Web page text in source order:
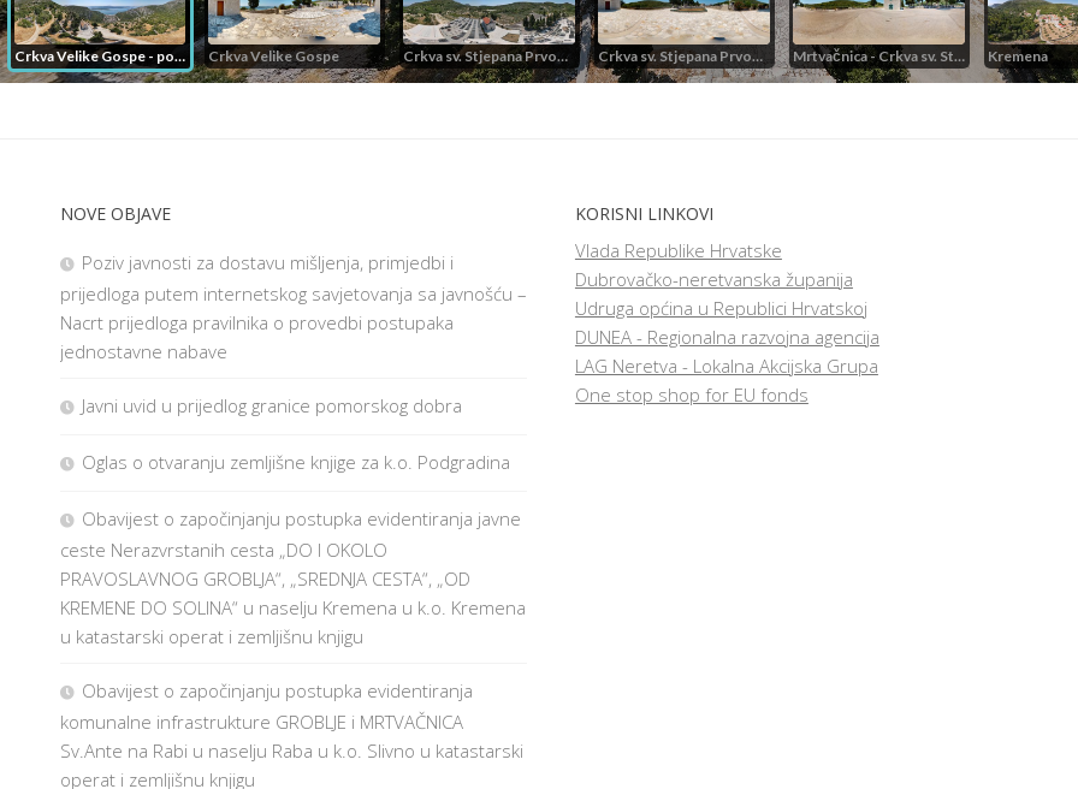
NOVE OBJAVE
Poziv javnosti za dostavu mišljenja, primjedbi i
prijedloga putem internetskog savjetovanja sa javnošću –
Nacrt prijedloga pravilnika o provedbi postupaka
jednostavne nabave
Javni uvid u prijedlog granice pomorskog dobra
Oglas o otvaranju zemljišne knjige za k.o. Podgradina
Obavijest o započinjanju postupka evidentiranja javne
ceste Nerazvrstanih cesta „DO I OKOLO
PRAVOSLAVNOG GROBLJA“, „SREDNJA CESTA“, „OD
KREMENE DO SOLINA“ u naselju Kremena u k.o. Kremena
u katastarski operat i zemljišnu knjigu
Obavijest o započinjanju postupka evidentiranja
komunalne infrastrukture GROBLJE i MRTVAČNICA
Sv.Ante na Rabi u naselju Raba u k.o. Slivno u katastarski
operat i zemljišnu knjigu
KORISNI LINKOVI
Vlada Republike Hrvatske
Dubrovačko-neretvanska županija
Udruga općina u Republici Hrvatskoj
DUNEA - Regionalna razvojna agencija
LAG Neretva - Lokalna Akcijska Grupa
One stop shop for EU fonds